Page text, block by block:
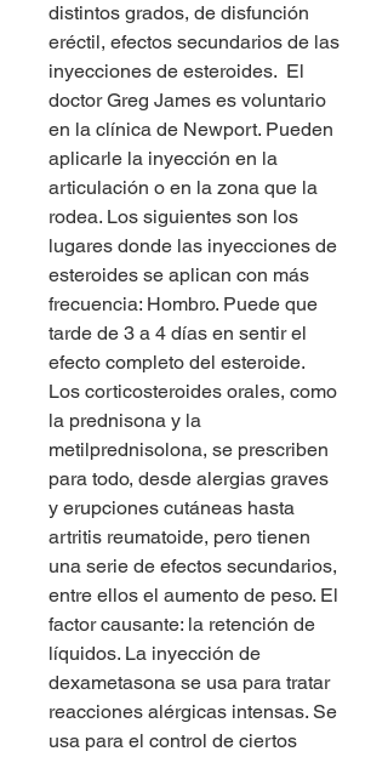
distintos grados, de disfunción
eréctil, efectos secundarios de las
inyecciones de esteroides.  El
doctor Greg James es voluntario
en la clínica de Newport. Pueden
aplicarle la inyección en la
articulación o en la zona que la
rodea. Los siguientes son los
lugares donde las inyecciones de
esteroides se aplican con más
frecuencia: Hombro. Puede que
tarde de 3 a 4 días en sentir el
efecto completo del esteroide.
Los corticosteroides orales, como
la prednisona y la
metilprednisolona, se prescriben
para todo, desde alergias graves
y erupciones cutáneas hasta
artritis reumatoide, pero tienen
una serie de efectos secundarios,
entre ellos el aumento de peso. El
factor causante: la retención de
líquidos. La inyección de
dexametasona se usa para tratar
reacciones alérgicas intensas. Se
usa para el control de ciertos